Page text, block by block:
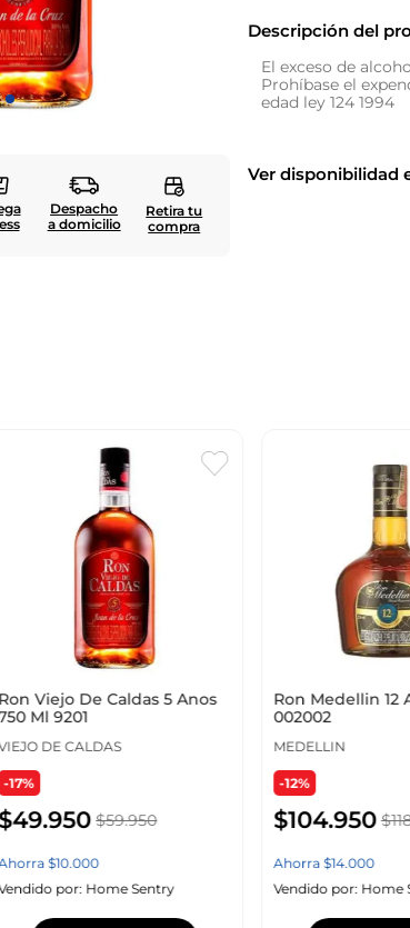
Despacho
a domicilio
Retira tu
compra
Descripción del
El exceso de
Prohíbase el
edad ley 124 1994
Ver disponibilidad
Ron Viejo De Caldas 5 Anos
Ml 9201
DE CALDAS
-17%
$49.950 $59.950
$10.000
por: Home Sentry
Ron Medellin 12
002002
MEDELLIN
-12%
$104.950 $
Ahorra$14.000
Vendido por: Home